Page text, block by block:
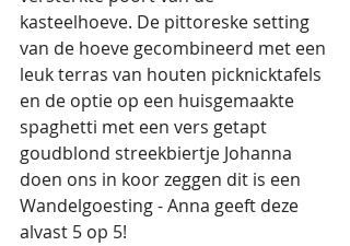
kasteelhoeve. De pittoreske setting
van de hoeve gecombineerd met een
leuk terras van houten picknicktafels
en de optie op een huisgemaakte
spaghetti met een vers getapt
goudblond streekbiertje Johanna
doen ons in koor zeggen dit is een
Wandelgoesting - Anna geeft deze
alvast 5 op 5!